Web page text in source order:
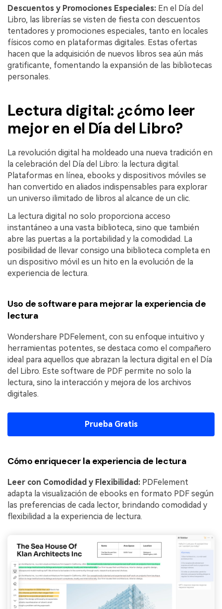
Descuentos y Promociones Especiales: En el Día del
Libro, las librerías se visten de fiesta con descuentos
tentadores y promociones especiales, tanto en locales
físicos como en plataformas digitales. Estas ofertas
hacen que la adquisición de nuevos libros sea aún más
gratificante, fomentando la expansión de las bibliotecas
personales.
Lectura digital: ¿cómo leer
mejor en el Día del Libro?
La revolución digital ha moldeado una nueva tradición en
la celebración del Día del Libro: la lectura digital.
Plataformas en línea, ebooks y dispositivos móviles se
han convertido en aliados indispensables para explorar
un universo ilimitado de libros al alcance de un clic.
La lectura digital no solo proporciona acceso
instantáneo a una vasta biblioteca, sino que también
abre las puertas a la portabilidad y la comodidad. La
posibilidad de llevar consigo una biblioteca completa en
un dispositivo móvil es un hito en la evolución de la
experiencia de lectura.
Uso de software para mejorar la experiencia de
lectura
Wondershare PDFelement, con su enfoque intuitivo y
herramientas potentes, se destaca como el compañero
ideal para aquellos que abrazan la lectura digital en el Día
del Libro. Este software de PDF permite no solo la
lectura, sino la interacción y mejora de los archivos
digitales.
Prueba Gratis
Cómo enriquecer la experiencia de lectura
Leer con Comodidad y Flexibilidad: PDFelement
adapta la visualización de ebooks en formato PDF según
las preferencias de cada lector, brindando comodidad y
flexibilidad a la experiencia de lectura.